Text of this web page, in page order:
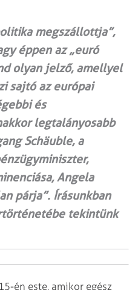
megszállottja”,
éppen az „euró
olyan jelző, amellyel
sajtó az európai
és
legtalányosabb
Schäuble, a
Angela
párja”. Írásunkban
tekintünk
én este, amikor egész